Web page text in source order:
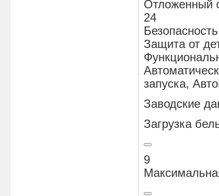
Отложенный
24
Безопасность
Защита от
запуска,
Заводские
Загрузка
9